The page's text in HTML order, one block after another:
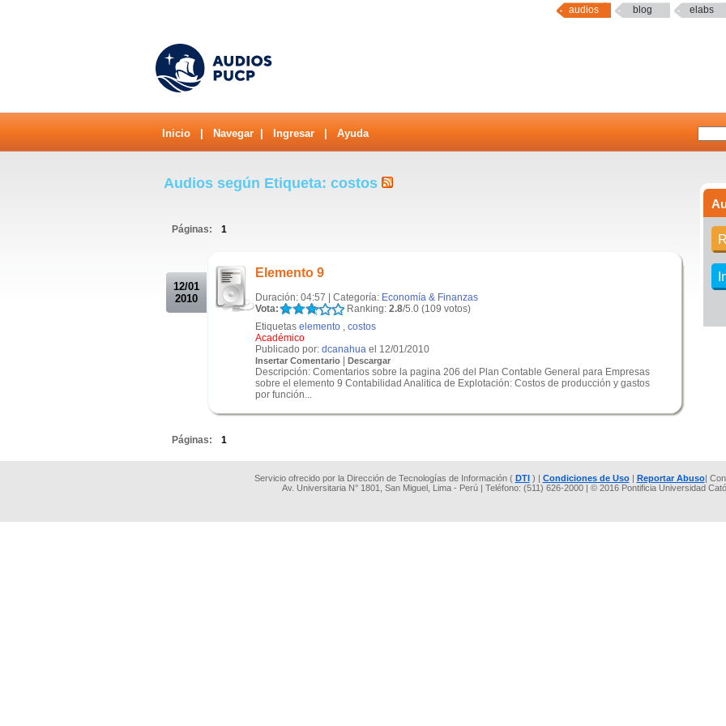
audios blog elabs
Inicio Navegar Ingresar Ayuda
Audios según Etiqueta: costos
Páginas: 1
12/01
2010
Elemento 9
Duración: 04:57 | Categoría: Economía & Finanzas
Vota:
Ranking: 2.8/5.0 (109 votos)
Etiquetas elemento , costos
Académico
Publicado por: dcanahua el 12/01/2010
Insertar Comentario | Descargar
Descripción: Comentarios sobre la pagina 206 del Plan Contable General para Empresas
sobre el elemento 9 Contabilidad Analitica de Explotación: Costos de producción y gastos
por función...
Páginas: 1
Servicio ofrecido por la Dirección de Tecnologías de Información ( DTI) | Condiciones de Uso| Reportar Abuso|
Av. Universitaria N° 1801, San Miguel, Lima - Perú | Teléfono: (511) 626-2000 | © 2016 Pontificia Universidad